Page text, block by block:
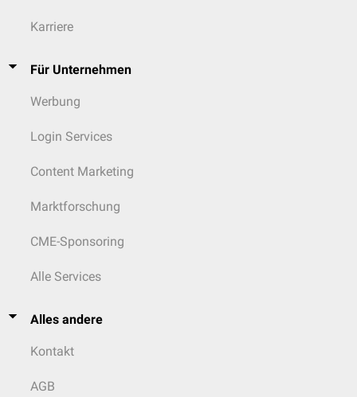
Karriere
Für Unternehmen
Werbung
Login Services
Content Marketing
Marktforschung
CME-Sponsoring
Alle Services
Alles andere
Kontakt
AGB